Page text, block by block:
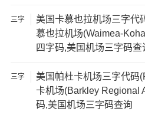
三字
美国卡慕也拉机场三字代
慕也拉机场(Waimea-
四字码,美国机场三字码查
三字
美国帕杜卡机场三字代码
卡机场(Barkley Regional
码,美国机场三字码查询